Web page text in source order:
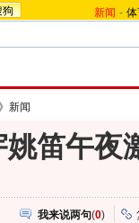
狗 新闻 -
新闻
姚笛午夜
我来说两句(0)